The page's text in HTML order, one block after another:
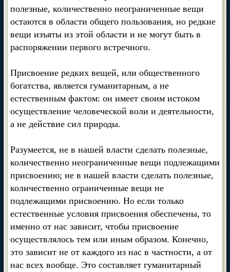
полезные, количественно неограниченные вещи
остаются в области общего пользования, но редкие
вещи изъяты из этой области и не могут быть в
распоряжении первого встречного.
Присвоение редких вещей, или общественного
богатства, является гуманитарным, а не
естественным фактом: он имеет своим истоком
осуществление человеческой воли и деятельности,
а не действие сил природы.
Разумеется, не в нашей власти сделать полезные,
количественно неограниченные вещи подлежащими
присвоению; не в нашей власти сделать полезные,
количественно ограниченные вещи не
подлежащими присвоению. Но если только
естественные условия присвоения обеспечены, то
именно от нас зависит, чтобы присвоение
осуществлялось тем или иным образом. Конечно,
это зависит не от каждого из нас в частности, а от
нас всех вообще. Это составляет гуманитарный